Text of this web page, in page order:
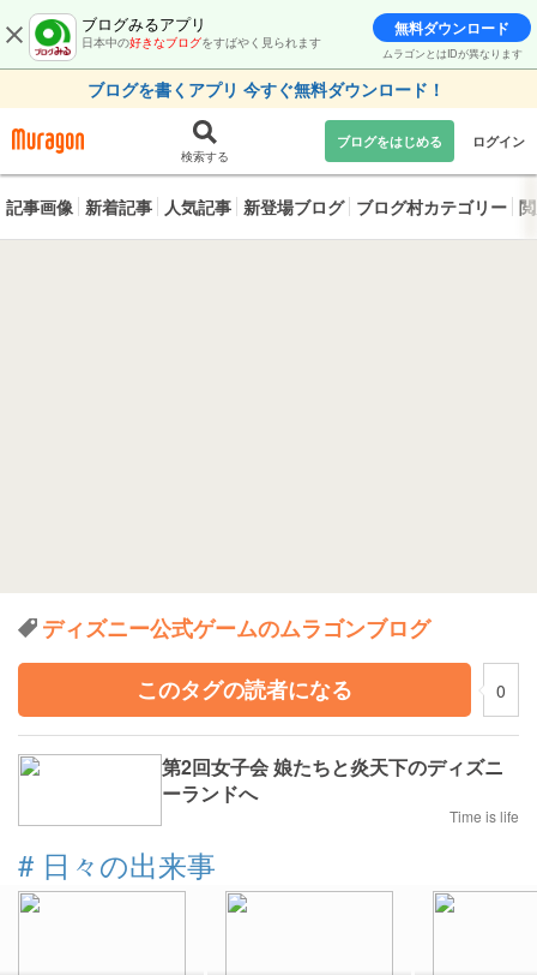
ブログみるアプリ
日本中の好きなブログをすばやく見られます
無料ダウンロード
ムラゴンとはIDが異なります
ブログを書くアプリ 今すぐ無料ダウンロード！
検索する
ブログをはじめる ログイン
記事画像 新着記事 人気記事 新登場ブログ ブログ村カテゴリー
ディズニー公式ゲームのムラゴンブログ
このタグの読者になる
0
第2回女子会 娘たちと炎天下のディズニ
ーランドへ
Time is life
# 日々の出来事